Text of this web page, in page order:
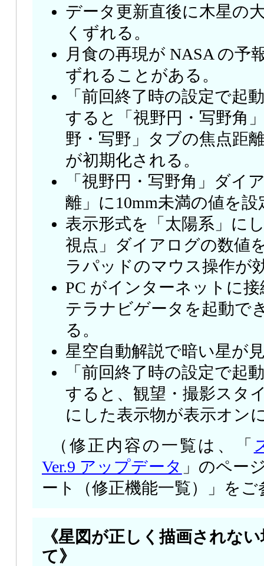
データ更新直後に木星の
くずれる。
月食の再現が NASA の予
ずれることがある。
「前回終了時の設定で起
すると「視野円・写野角
野・写野」タブの焦点距
が初期化される。
「視野円・写野角」ダイ
離」に10mm未満の値を
表示形式を「太陽系」に
視点」ダイアログの数値
ラパッドのマウス操作が
PC がインターネットに
テラナビゲータを起動で
る。
星空自動解説で暗い星が
「前回終了時の設定で起
すると、観望・撮影スタ
にした表示物が表示オン
（修正内容の一覧は、「
Ver.9 アップデータ 」のペー
ート（修正機能一覧）」を
《星図が正しく描画されな
て》